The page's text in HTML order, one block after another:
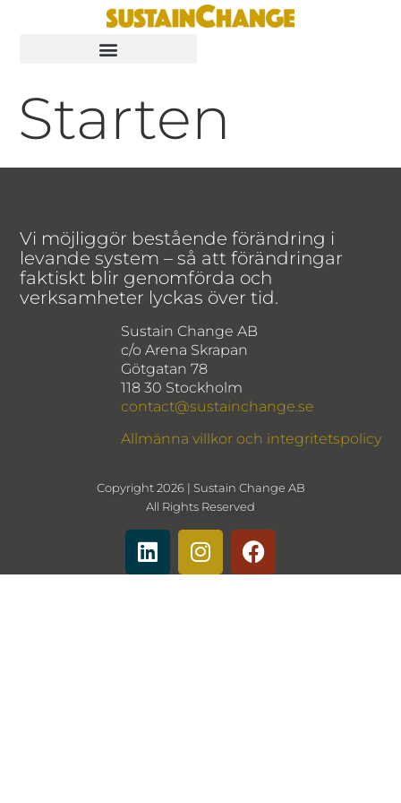
Starten
Vi möjliggör bestående förändring i
levande system – så att förändringar
faktiskt blir genomförda och
verksamheter lyckas över tid.
Sustain Change AB
c/o Arena Skrapan
Götgatan 78
118 30 Stockholm
contact@sustainchange.se
Allmänna villkor och integritetspolicy
Copyright 2026 | Sustain Change AB
All Rights Reserved